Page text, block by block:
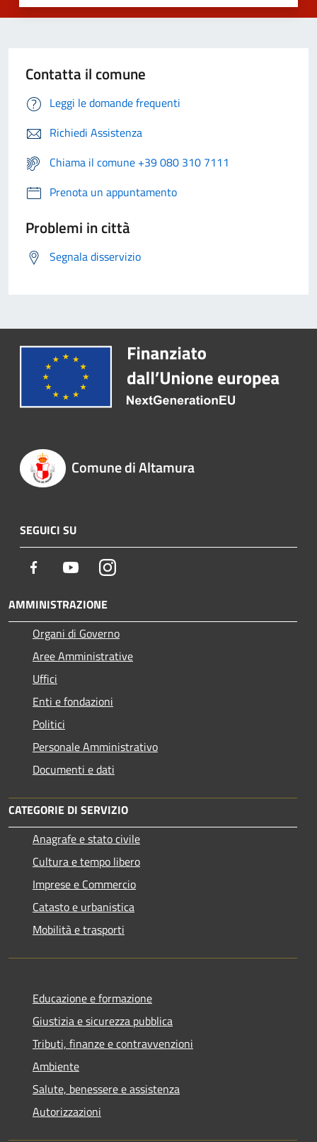
Contatta il comune
Leggi le domande frequenti
Richiedi Assistenza
Chiama il comune +39 080 310 7111
Prenota un appuntamento
Problemi in città
Segnala disservizio
Comune di Altamura
SEGUICI SU
Facebook YoutubeInstagram
AMMINISTRAZIONE
Organi di Governo
Aree Amministrative
Uffici
Enti e fondazioni
Politici
Personale Amministrativo
Documenti e dati
CATEGORIE DI SERVIZIO
Anagrafe e stato civile
Cultura e tempo libero
Imprese e Commercio
Catasto e urbanistica
Mobilità e trasporti
Educazione e formazione
Giustizia e sicurezza pubblica
Tributi, finanze e contravvenzioni
Ambiente
Salute, benessere e assistenza
Autorizzazioni